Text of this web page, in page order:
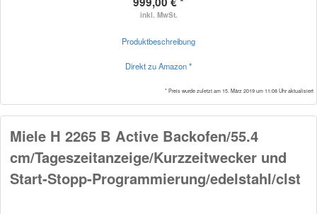
inkl. MwSt.
Produktbeschreibung
Direkt zu Amazon *
* Preis wurde zuletzt am 15. März 2019 um 11:08 Uhr aktualisiert
Miele H 2265 B Active Backofen/55.4
cm/Tageszeitanzeige/Kurzzeitwecker und
Start-Stopp-Programmierung/edelstahl/clst